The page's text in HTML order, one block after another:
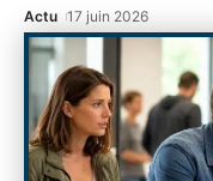
Actu 17 juin 2026